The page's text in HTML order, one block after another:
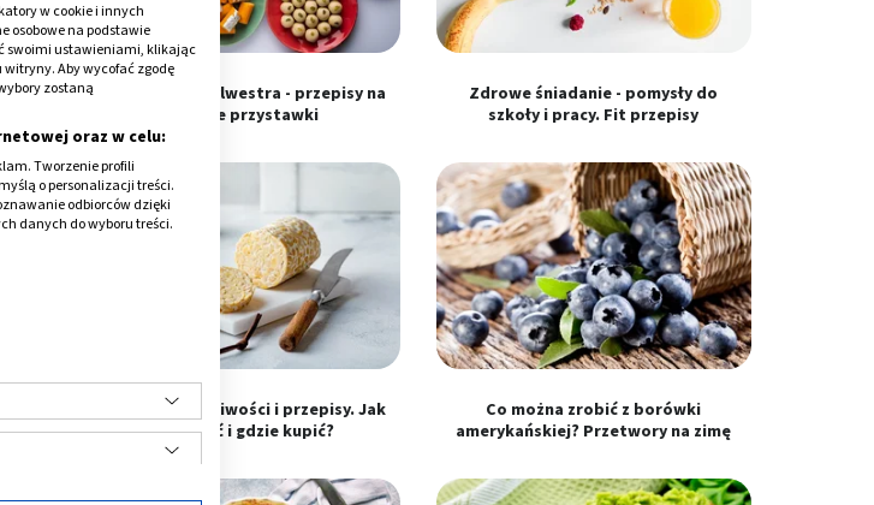
Przekąski na Sylwestra - przepisy na
zdrowe przystawki
Zdrowe śniadanie - pomysły do
szkoły i pracy. Fit przepisy
Tempeh - właściwości i przepisy. Jak
go zrobić i gdzie kupić?
Co można zrobić z borówki
amerykańskiej? Przetwory na zimę
w cookie i innych
osobowe na podstawie
swoimi ustawieniami, klikając
Aby wycofać zgodę
zostaną
oraz w celu:
Tworzenie profili
o personalizacji treści.
odbiorców dzięki
danych do wyboru treści.